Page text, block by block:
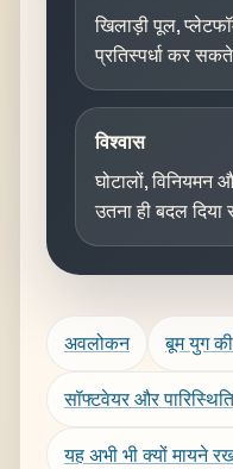
खिलाड़ी पूल,
प्रतिस्पर्धा कर
विश्वास
घोटालों, विनियमन
उतना ही बदल दिया
अवलोकन बूम युग
सॉफ्टवेयर और
यह अभी भी क्यों मायने